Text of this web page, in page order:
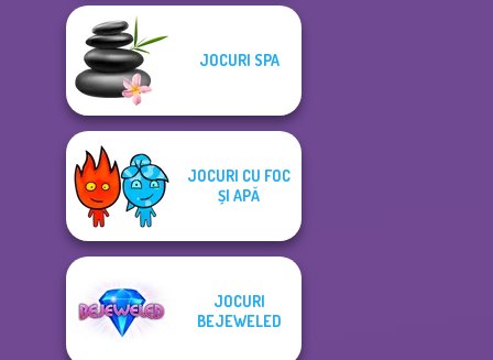
JOCURI SPA
JOCURI CU FOC
ȘI APĂ
JOCURI
BEJEWELED